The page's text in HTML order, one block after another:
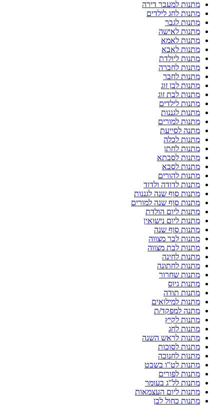
מתנות למעבר דירה
מתנות לחג לילדים
מתנות לגבר
מתנות לאישה
מתנות לאמא
מתנות לאבא
מתנות ליולדת
מתנות לחברה
מתנות לחבר
מתנות לבן זוג
מתנות לבת זוג
מתנות לילדים
מתנות לגננות
מתנות למורים
מתנה לסייעת
מתנות לכלה
מתנות לחתן
מתנות לסבתא
מתנות לסבא
מתנות להורים
מתנות לדודה ולדוד
מתנות סוף שנה לגננות
מתנות סוף שנה למורים
מתנות ליום הולדת
מתנות ליום נישואין
מתנות סוף שנה
מתנות לבר מצווה
מתנות לבת מצווה
מתנות לחינה
מתנות לחתונה
מתנות שחרור
מתנות גיוס
מתנות תודה
מתנות למילואים
מתנה למפקד/ת
מתנות לקיץ
מתנות לחג
מתנות לראש השנה
מתנות לסוכות
מתנות לחנוכה
מתנות לט"ו בשבט
מתנות לפורים
מתנות לל"ג בעומר
מתנות ליום העצמאות
מתנות כחול לבן